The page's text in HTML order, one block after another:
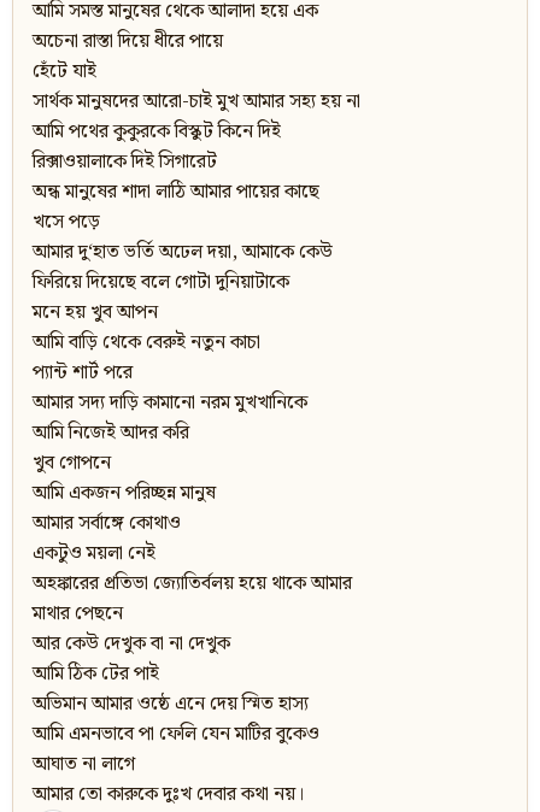
আমি সমস্ত মানুষের থেকে আলাদা হয়ে এক
অচেনা রাস্তা দিয়ে ধীরে পায়ে
হেঁটে যাই
সার্থক মানুষদের আরো-চাই মুখ আমার সহ্য হয় না
আমি পথের কুকুরকে বিস্কুট কিনে দিই
রিক্সাওয়ালাকে দিই সিগারেট
অন্ধ মানুষের শাদা লাঠি আমার পায়ের কাছে
খসে পড়ে
আমার দু‘হাত ভর্তি অঢেল দয়া, আমাকে কেউ
ফিরিয়ে দিয়েছে বলে গোটা দুনিয়াটাকে
মনে হয় খুব আপন
আমি বাড়ি থেকে বেরুই নতুন কাচা
প্যান্ট শার্ট পরে
আমার সদ্য দাড়ি কামানো নরম মুখখানিকে
আমি নিজেই আদর করি
খুব গোপনে
আমি একজন পরিচ্ছন্ন মানুষ
আমার সর্বাঙ্গে কোথাও
একটুও ময়লা নেই
অহঙ্কারের প্রতিভা জ্যোতির্বলয় হয়ে থাকে আমার
মাথার পেছনে
আর কেউ দেখুক বা না দেখুক
আমি ঠিক টের পাই
অভিমান আমার ওষ্ঠে এনে দেয় স্মিত হাস্য
আমি এমনভাবে পা ফেলি যেন মাটির বুকেও
আঘাত না লাগে
আমার তো কারুকে দুঃখ দেবার কথা নয়।